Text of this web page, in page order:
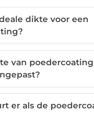
dikte voor een
van poedercoating
er als de